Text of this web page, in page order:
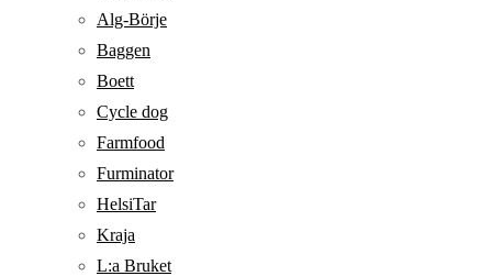
Alg-Börje
Baggen
Boett
Cycle dog
Farmfood
Furminator
HelsiTar
Kraja
L:a Bruket